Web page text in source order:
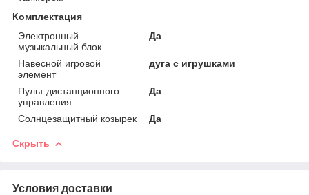
Комплектация
Электронный
музыкальный блок
Да
Навесной игровой
элемент
дуга с игрушками
Пульт дистанционного
управления
Да
Солнцезащитный козырек Да
Скрыть
Условия доставки